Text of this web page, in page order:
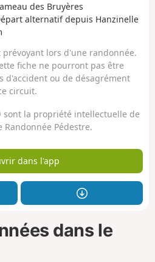
des Bruyères
alternatif depuis Hanzinelle
lors d'une randonnée.
fiche ne pourront pas être
d'accident ou de désagrément
circuit.
sont la propriété intellectuelle de
Randonnée Pédestre.
dans l'app
dans le